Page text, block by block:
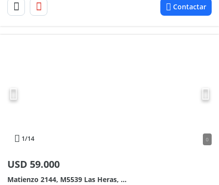
Contactar
1/14 0
USD 59.000
Matienzo 2144, M5539 Las Heras, Mendoza , Piso 0